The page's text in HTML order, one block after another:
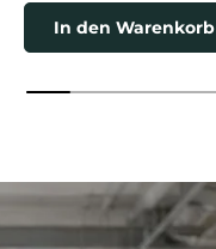
In den Warenkorb